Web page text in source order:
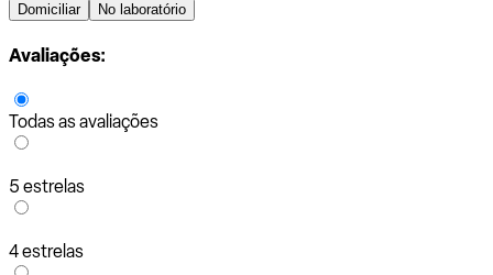
Domiciliar No laboratório
Avaliações:
Todas as avaliações
5 estrelas
4 estrelas